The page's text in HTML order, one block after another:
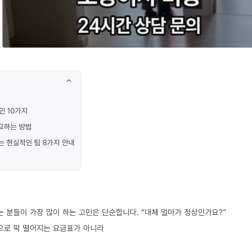
10가지
하는 방법
현실적인 팁 8가지 안내
분들이 가장 많이 하는 고민은 단순합니다. “대체 얼마가 정상인가요?”
로 딱 떨어지는 요금표가 아니라